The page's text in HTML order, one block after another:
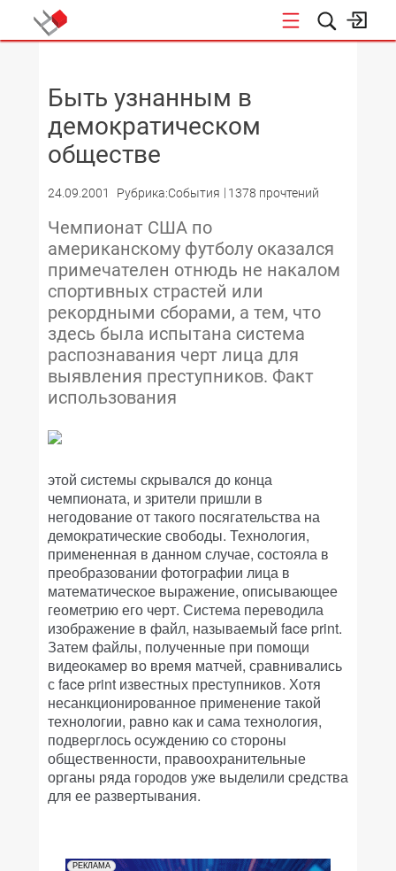
Быть узнанным в
демократическом
обществе
24.09.2001 Рубрика:События 1378 прочтений
Чемпионат США по
американскому футболу оказался
примечателен отнюдь не накалом
спортивных страстей или
рекордными сборами, а тем, что
здесь была испытана система
распознавания черт лица для
выявления преступников. Факт
использования
этой системы скрывался до конца
чемпионата, и зрители пришли в
негодование от такого посягательства на
демократические свободы. Технология,
примененная в данном случае, состояла в
преобразовании фотографии лица в
математическое выражение, описывающее
геометрию его черт. Система переводила
изображение в файл, называемый face print.
Затем файлы, полученные при помощи
видеокамер во время матчей, сравнивались
с face print известных преступников. Хотя
несанкционированное применение такой
технологии, равно как и сама технология,
подверглось осуждению со стороны
общественности, правоохранительные
органы ряда городов уже выделили средства
для ее развертывания.
РЕКЛАМА